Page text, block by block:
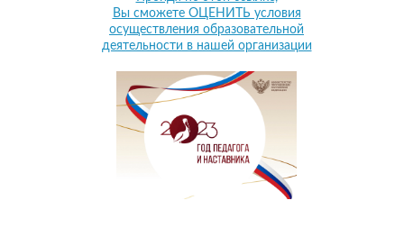
Вы сможете ОЦЕНИТЬ условия
осуществления образовательной
деятельности в нашей организации